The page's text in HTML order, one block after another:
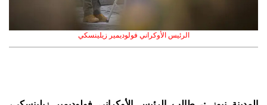
الرئيس الأوكراني فولوديمير زيلينسكي